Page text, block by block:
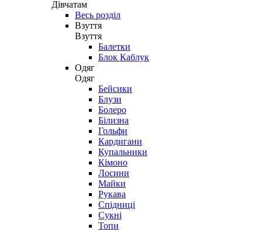
Дівчатам
Весь розділ
Взуття
Взуття
Балетки
Блок Каблук
Одяг
Одяг
Бейсики
Блузи
Болеро
Білизна
Гольфи
Кардигани
Купальники
Кімоно
Лосини
Майки
Рукава
Спідниці
Сукні
Топи